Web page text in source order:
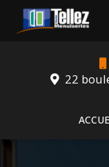
contenu
22